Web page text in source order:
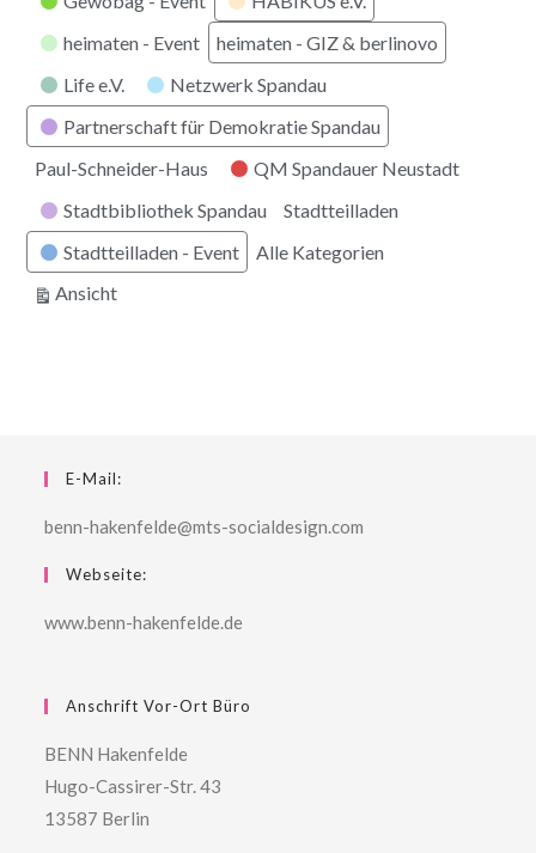
heimaten - Event
heimaten - GIZ & berlinovo
Life e.V.
Netzwerk Spandau
Partnerschaft für Demokratie Spandau
Paul-Schneider-Haus
QM Spandauer Neustadt
Stadtbibliothek Spandau
Stadtteilladen
Stadtteilladen - Event
Alle Kategorien
Ansichtausdrucken
E-Mail:
benn-hakenfelde@mts-socialdesign.com
Webseite:
www.benn-hakenfelde.de
Anschrift Vor-Ort Büro
BENN Hakenfelde
Hugo-Cassirer-Str. 43
13587 Berlin